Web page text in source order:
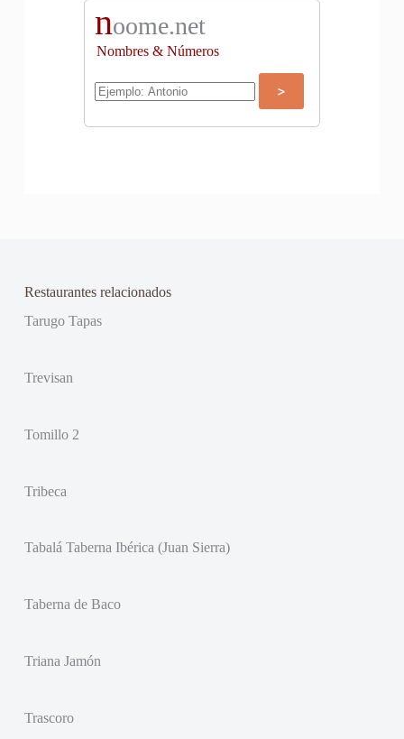
noome.net
Nombres & Números
Restaurantes relacionados
Tarugo Tapas
Trevisan
Tomillo 2
Tribeca
Tabalá Taberna Ibérica (Juan Sierra)
Taberna de Baco
Triana Jamón
Trascoro